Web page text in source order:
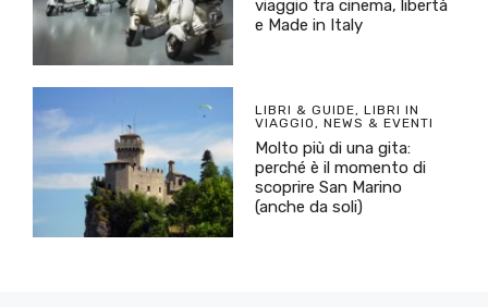
viaggio tra cinema, libertà
e Made in Italy
LIBRI & GUIDE, LIBRI IN
VIAGGIO , NEWS & EVENTI
Molto più di una gita:
perché è il momento di
scoprire San Marino
(anche da soli)